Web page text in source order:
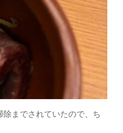
までされていたので、ち